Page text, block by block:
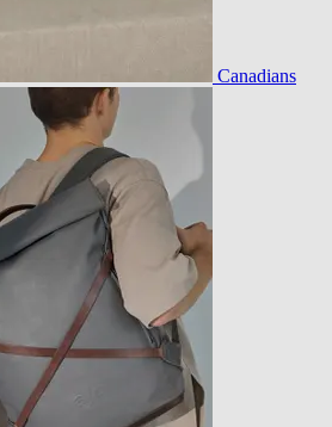
Canadians